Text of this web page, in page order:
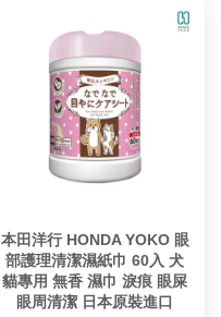
本田洋行 HONDA YOKO 眼
部護理清潔濕紙巾 60入 犬
貓專用 無香 濕巾 淚痕 眼屎
眼周清潔 日本原裝進口